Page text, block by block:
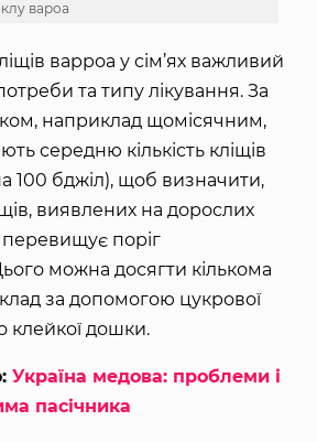
вароа
варроа у сім’ях важливий
та типу лікування. За
наприклад щомісячним,
середню кількість кліщів
на 100 бджіл), щоб визначити,
виявлених на дорослих
поріг
можна досягти кількома
за допомогою цукрової
клейкої дошки.
Україна медова: проблеми і
пасічника